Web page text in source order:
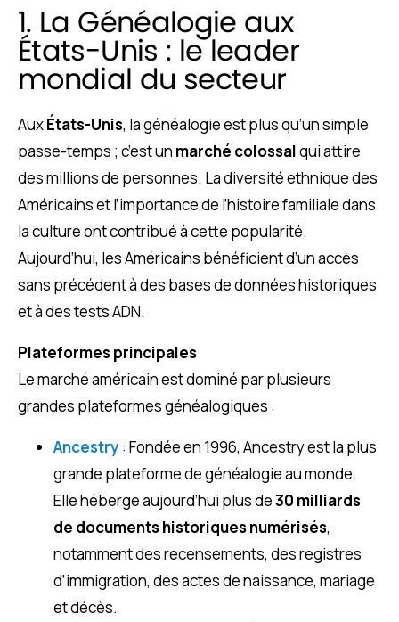
1. La Généalogie aux
États-Unis : le leader
mondial du secteur
AuxÉtats-Unis, la généalogie est plus qu’un simple
passe-temps ; c’est un marché colossalqui attire
des millions de personnes. La diversité ethnique des
Américains et l’importance de l’histoire familiale dans
la culture ont contribué à cette popularité.
Aujourd’hui, les Américains bénéficient d’un accès
sans précédent à des bases de données historiques
et à des tests ADN.
Plateformes principales
Le marché américain est dominé par plusieurs
grandes plateformes généalogiques :
Ancestry : Fondée en 1996, Ancestry est la plus
grande plateforme de généalogie au monde.
Elle héberge aujourd’hui plus de30 milliards
de documentshistoriques numérisés,
notamment des recensements, des registres
d’immigration, des actes de naissance, mariage
et décès.